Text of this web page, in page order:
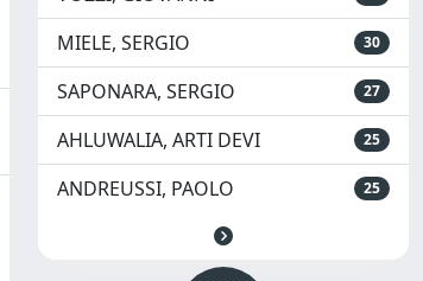
MIELE, SERGIO 30
SAPONARA, SERGIO 27
AHLUWALIA, ARTI DEVI 25
ANDREUSSI, PAOLO 25